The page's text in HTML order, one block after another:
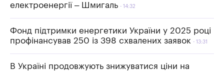
електроенергії – Шмигаль
14:32
Фонд підтримки енергетики України у 2025 році
профінансував 250 із 398 схвалених заявок
13:31
В Україні продовжують знижуватися ціни на